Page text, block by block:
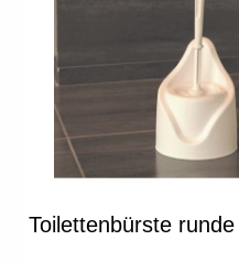
Toilettenbürste